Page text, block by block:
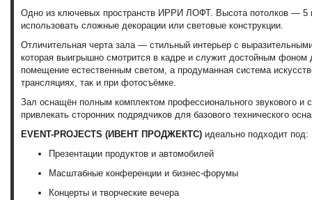
Одно из ключевых пространств ИРРИ ЛОФТ. Высота потолков — 5
использовать сложные декорации или световые конструкции.
Отличительная черта зала — стильный интерьер с
которая выигрышно смотрится в кадре и служит достойным
помещение естественным светом, а продуманная система
трансляциях, так и при фотосъёмке.
Зал оснащён полным комплектом профессионального звукового и
привлекать сторонних подрядчиков для базового технического
EVENT-PROJECTS (ИВЕНТ ПРОДЖЕКТС) идеально подходит под:
Презентации продуктов и автомобилей
Масштабные конференции и бизнес-форумы
Концерты и творческие вечера